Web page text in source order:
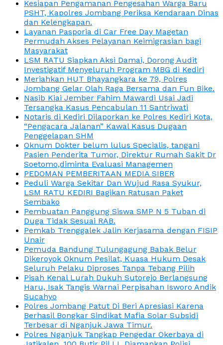
Kesiapan Pengamanan Pengesahan Warga Baru
PSHT, Kapolres Jombang Periksa Kendaraan Dinas
dan Kelengkapan.
Layanan Pasporia di Car Free Day Magetan
Permudah Akses Pelayanan Keimigrasian bagi
Masyarakat
LSM RATU Siapkan Aksi Damai, Dorong Audit
Investigatif Menyeluruh Program MBG di Kediri
Meriahkan HUT Bhayangkara ke 79, Polres
Jombang Gelar Olah Raga Bersama dan Fun Bike.
Nasib Kiai Jember Fahim Mawardi Usai Jadi
Tersangka Kasus Pencabulan 11 Santriwati
Notaris di Kediri Dilaporkan ke Polres Kediri Kota,
“Pengacara Jalanan” Kawal Kasus Dugaan
Penggelapan SHM
Oknum Dokter belum lulus Specialis, tangani
Pasien Penderita Tumor, Direktur Rumah Sakit Dr
Soetomo,diminta Evaluasi Managemen
PEDOMAN PEMBERITAAN MEDIA SIBER
Peduli Warga Sekitar Dan Wujud Rasa Syukur,
LSM RATU KEDIRI Bagikan Ratusan Paket
Sembako
Pembuatan Panggung Siswa SMP N 5 Tuban di
Duga Tidak Sesuai RAB.
Pemkab Trenggalek Jalin Kerjasama dengan FISIP
Unair
Pemuda Bandung Tulungagung Babak Belur
Dikeroyok Oknum Pesilat, Kuasa Hukum Desak
Seluruh Pelaku Diproses Tanpa Tebang Pilih
Pisah Kenal Lurah Dukuh Sutorejo Berlangsung
Haru, Isak Tangis Warnai Perpisahan Isworo Andik
Sucahyo
Polres Jombang Patut Di Beri Apresiasi Karena
Berhasil Bongkar Sindikat Mafia Solar Subsidi
Terbesar di Nganjuk Jawa Timur.
Polres Nganjuk Tangkap Pengedar Okerbaya di